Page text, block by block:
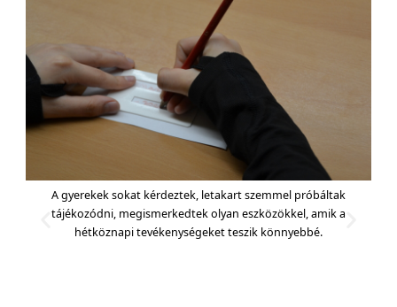
A gyerekek sokat kérdeztek, letakart szemmel próbáltak
tájékozódni, megismerkedtek olyan eszközökkel, amik a
hétköznapi tevékenységeket teszik könnyebbé.